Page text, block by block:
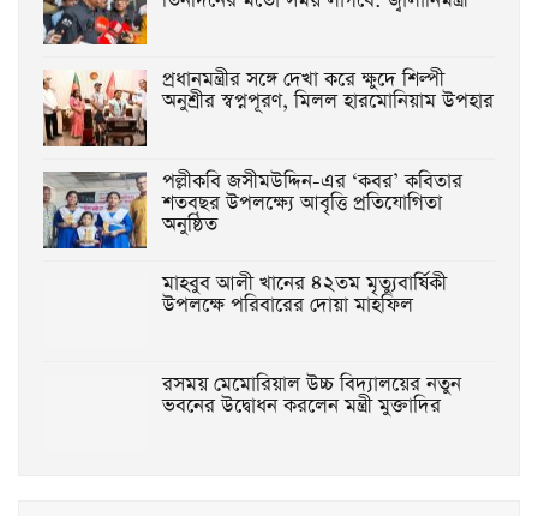
প্রধানমন্ত্রীর সঙ্গে দেখা করে ক্ষুদে শিল্পী
অনুশ্রীর স্বপ্নপূরণ, মিলল হারমোনিয়াম উপহার
পল্লীকবি জসীমউদ্দিন-এর ‘কবর’ কবিতার
শতবছর উপলক্ষ্যে আবৃত্তি প্রতিযোগিতা
অনুষ্ঠিত
মাহবুব আলী খানের ৪২তম মৃত্যুবার্ষিকী
উপলক্ষে পরিবারের দোয়া মাহফিল
রসময় মেমোরিয়াল উচ্চ বিদ্যালয়ের নতুন
ভবনের উদ্বোধন করলেন মন্ত্রী মুক্তাদির